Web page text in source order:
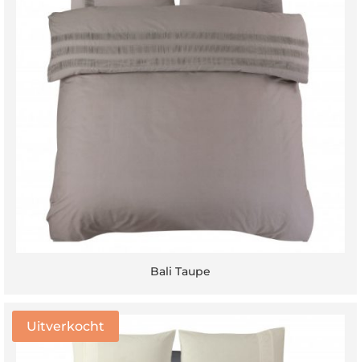
Bali Taupe
Uitverkocht